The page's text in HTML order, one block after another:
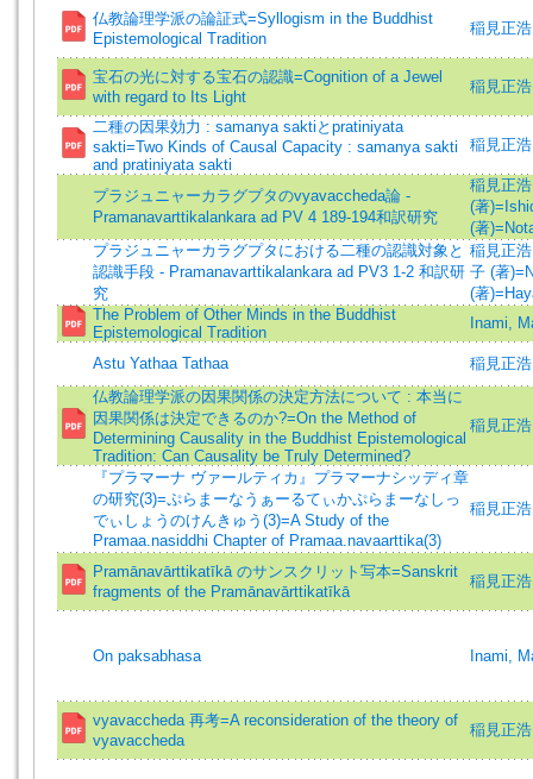
仏教論理学派の論証式=Syllogism in the Buddhist
Epistemological Tradition
稲見正
宝石の光に対する宝石の認識=Cognition of a Jewel
with regard to Its Light
稲見正
二種の因果効力 : samanya saktiとpratiniyata
sakti=Two Kinds of Causal Capacity : samanya sakti
and pratiniyata sakti
稲見正
プラジュニャーカラグプタのvyavaccheda論 -
Pramanavarttikalankara ad PV 4 189-194和訳研究
稲見正
(著
(著
プラジュニャーカラグプタにおける二種の認識対象と
認識手段 - Pramanavarttikalankara ad PV3 1-2 和訳研
究
稲見正
子 (著
(著
The Problem of Other Minds in the Buddhist
Epistemological Tradition
Inami,
Astu Yathaa Tathaa
稲見正浩
仏教論理学派の因果関係の決定方法について : 本当に
因果関係は決定できるのか?=On the Method of
Determining Causality in the Buddhist Epistemological
Tradition: Can Causality be Truly Determined?
稲見正
『プラマーナ ヴァールティカ』プラマーナシッディ章
の研究(3)=ぷらまーなうぁーるてぃかぷらまーなしっ
でぃしょうのけんきゅう(3)=A Study of the
Pramaa.nasiddhi Chapter of Pramaa.navaarttika(3)
稲見正
Pramānavārttikatīkā のサンスクリット写本=Sanskrit
fragments of the Pramānavārttikatīkā
稲見正
On paksabhasa Inami,
vyavaccheda 再考=A reconsideration of the theory of
vyavaccheda
稲見正